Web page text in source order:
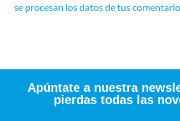
se procesan los datos de tus
Apúntate a nuestra
pierdas todas las